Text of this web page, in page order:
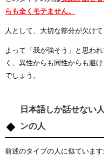
らも全くモテません。
人として、大切な部分が欠けて
よって「我が強そう」と思わ
く、異性からも同性からも避
でしょう。
日本語しか話せない
ンの人
前述のタイプの人に似ていま